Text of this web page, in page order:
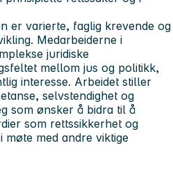
er varierte, faglig krevende og
Medarbeiderne i
juridiske
mellom jus og politikk,
interesse. Arbeidet stiller
selvstendighet og
som ønsker å bidra til å
som rettssikkerhet og
møte med andre viktige